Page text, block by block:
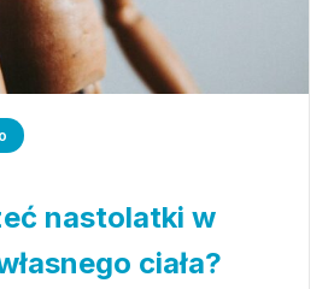
nastolatki w
ciała?